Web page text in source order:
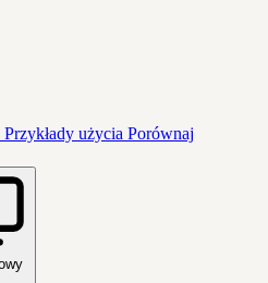
Przykłady użycia Porównaj